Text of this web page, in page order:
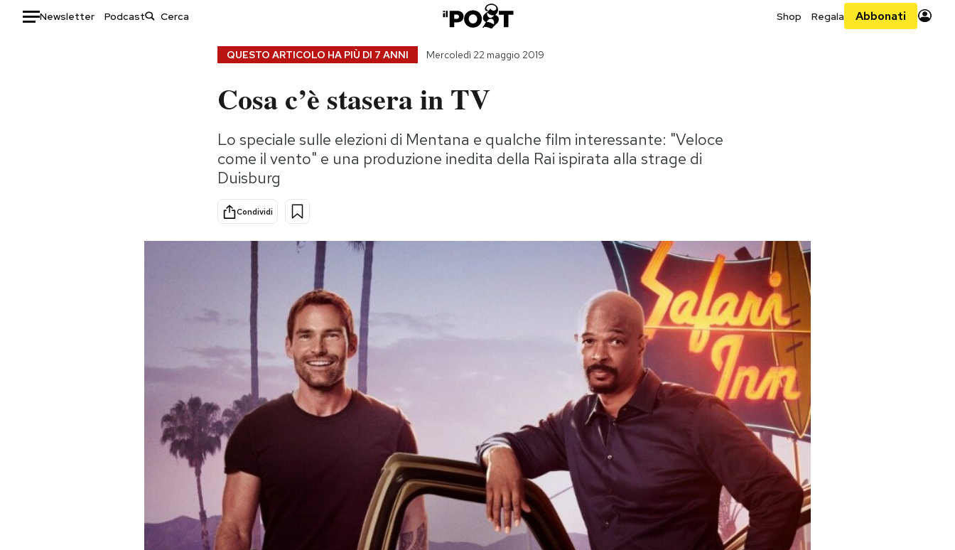
Newsletter Podcast Shop Regala Abbonati
Consumismi
Storie/Idee
Ok Boomer!
Europa
Mondiali calcio 2026
QUESTO ARTICOLO HA PIÙ DI 7 ANNI Mercoledì 22 maggio 2019
Cosa c’è stasera in TV
Lo speciale sulle elezioni di Mentana e qualche film interessante: "Veloce
come il vento" e una produzione inedita della Rai ispirata alla strage di
Duisburg
Condividi